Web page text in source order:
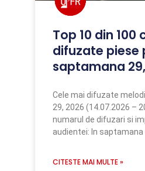
Top 10 din 100
difuzate piese
saptamana
Cele mai difuzate
29, 2026 (14.07.2026 –
numarul de difuzari si
audientei: In saptamana
CITESTE MAI MULTE »